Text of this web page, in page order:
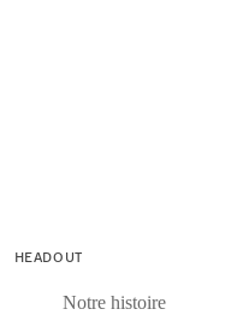
HEADOUT
Notre histoire